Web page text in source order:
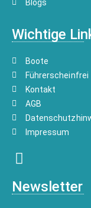
Blogs
Wichtige
Boote
Führerscheinfrei
Kontakt
AGB
Impressum
Newsletter